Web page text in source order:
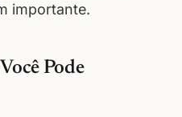
importante.
Pode